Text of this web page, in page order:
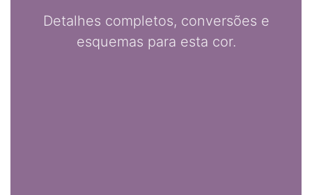
Detalhes completos, conversões e
esquemas para esta cor.